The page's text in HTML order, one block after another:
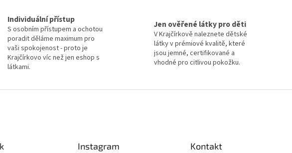
Individuální přístup
S osobním přístupem a ochotou
poradit děláme maximum pro
vaši spokojenost - proto je
Krajčírkovo víc než jen eshop s
látkami.
Jen ověřené látky pro děti
V Krajčírkově naleznete dětské
látky v prémiové kvalitě, které
jsou jemné, certifikované a
vhodné pro citlivou pokožku.
Instagram Kontakt